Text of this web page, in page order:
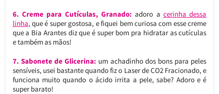
6. Creme para Cutículas, Granado: adoro acerinha dessa
linha, que é super gostosa, e fiquei bem curiosa com esse creme
que a Bia Arantes diz que é super bom pra hidratar as cutículas
e também as mãos!
7. Sabonete de Glicerina: um achadinho dos bons para peles
sensíveis, usei bastante quando fiz o Laser de CO2 Fracionado, e
funciona muito quando o ácido irrita a pele, sabe? Adoro e é
super barato!